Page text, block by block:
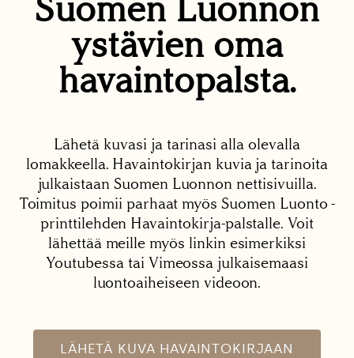
Suomen Luonnon
ystävien oma
havaintopalsta.
Lähetä kuvasi ja tarinasi alla olevalla
lomakkeella. Havaintokirjan kuvia ja tarinoita
julkaistaan Suomen Luonnon nettisivuilla.
Toimitus poimii parhaat myös Suomen Luonto -
printtilehden Havaintokirja-palstalle. Voit
lähettää meille myös linkin esimerkiksi
Youtubessa tai Vimeossa julkaisemaasi
luontoaiheiseen videoon.
LÄHETÄ KUVA HAVAINTOKIRJAAN